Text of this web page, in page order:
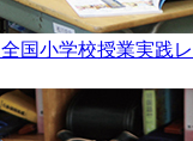
国小学校授業実践レ